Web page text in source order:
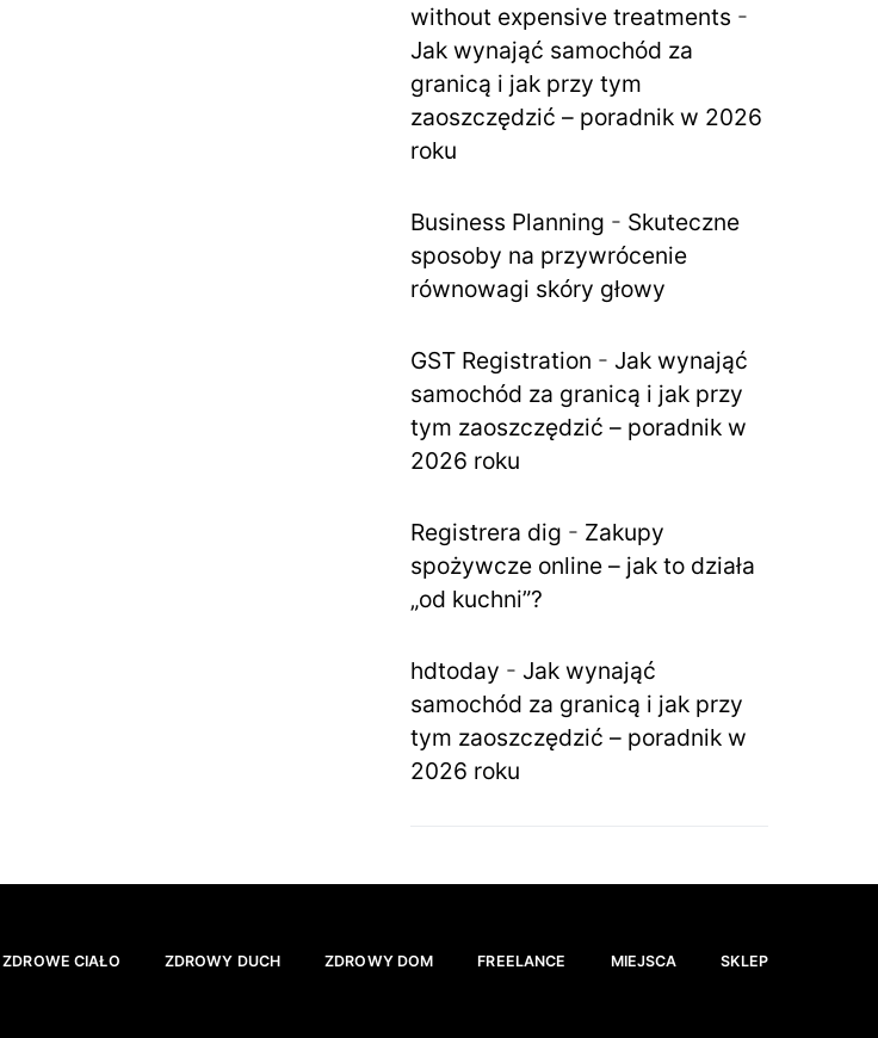
without expensive treatments -
Jak wynająć samochód za
granicą i jak przy tym
zaoszczędzić – poradnik w 2026
roku
Business Planning - Skuteczne
sposoby na przywrócenie
równowagi skóry głowy
GST Registration - Jak wynająć
samochód za granicą i jak przy
tym zaoszczędzić – poradnik w
2026 roku
Registrera dig - Zakupy
spożywcze online – jak to działa
„od kuchni”?
hdtoday - Jak wynająć
samochód za granicą i jak przy
tym zaoszczędzić – poradnik w
2026 roku
ZDROWE CIAŁO ZDROWY DUCH ZDROWY DOM FREELANCE MIEJSCA SKLEP